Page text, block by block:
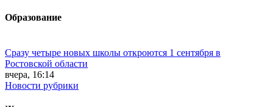
Образование
Сразу четыре новых школы откроются 1 сентября в
Ростовской области
вчера, 16:14
Новости рубрики